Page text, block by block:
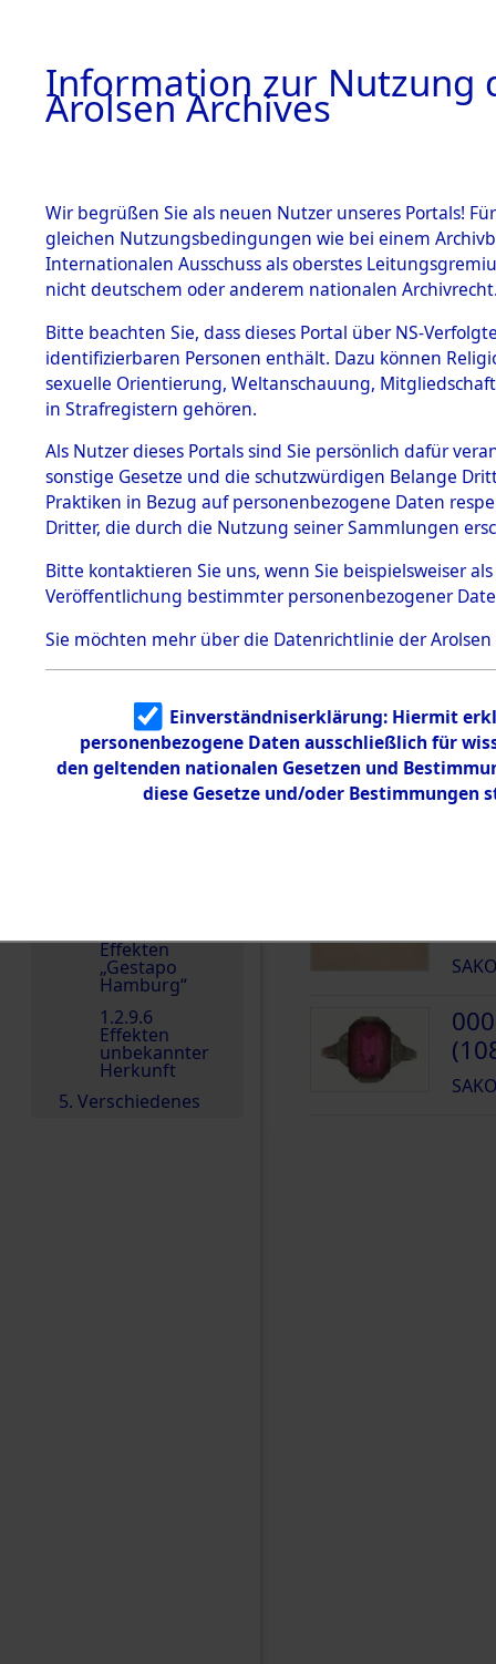
BESTÄNDE
1.
Inhaftierungsdoku
mente
1.2.9 Beim ITS
verwahrte
1.2.9.1
Effekten aus
dem KZ
Dachau
Effekten aus
dem KZ
Dachau,
Landesentsch
ädigungsamt
Effekten aus
dem KZ
Neuengamm
e
Dokument
Effekten
„Gestapo
Hamburg“
1.2.9.6
Effekten
unbekannter
Herkunft
5. Verschiedenes
3Akten
TADEUSS
SAKOWSKI,
geb. 4. April 1914
Land
Polen
Häftlingsnummer
22365
DOKUMENTE
Information zur Nutzung
Arolsen Archives
Wir begrüßen Sie als neuen Nutzer unseres Portals!
gleichen Nutzungsbedingungen wie bei einem
Internationalen Ausschuss als oberstes
nicht deutschem oder anderem nationalen
Bitte beachten Sie, dass dieses Portal über NS-
identifizierbaren Personen enthält. Dazu können
sexuelle Orientierung, Weltanschauung,
in Strafregistern gehören.
Als Nutzer dieses Portals sind Sie persönlich dafür
sonstige Gesetze und die schutzwürdigen Belange
Praktiken in Bezug auf personenbezogene Daten
Dritter, die durch die Nutzung seiner Sammlungen
Bitte kontaktieren Sie uns, wenn Sie beispielsweiser
Veröffentlichung bestimmter personenbezogener
Sie möchten mehr über die Datenrichtlinie der Arolsen
Einverständniserklärung: Hiermit
personenbezogene Daten ausschließlich für
den geltenden nationalen Gesetzen und
diese Gesetze und/oder Bestimmungen